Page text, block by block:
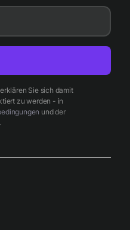
Sie sich damit
zu werden - in
und der